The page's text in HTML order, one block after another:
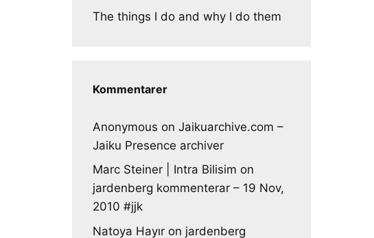
The things I do and why I do them
Kommentarer
Anonymous on Jaikuarchive.com –
Jaiku Presence archiver
Marc Steiner | Intra Bilisim on
jardenberg kommenterar – 19 Nov,
2010 #jjk
Natoya Hayır on jardenberg